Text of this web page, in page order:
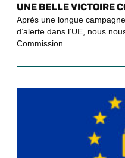
UNE BELLE VICTOIRE
Après une longue
d’alerte dans l’UE, nous
Commission...